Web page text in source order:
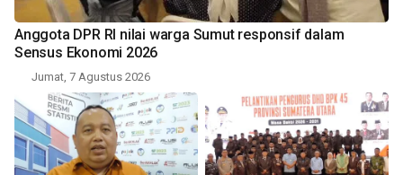
Anggota DPR RI nilai warga Sumut responsif dalam
Sensus Ekonomi 2026
Jumat, 7 Agustus 2026